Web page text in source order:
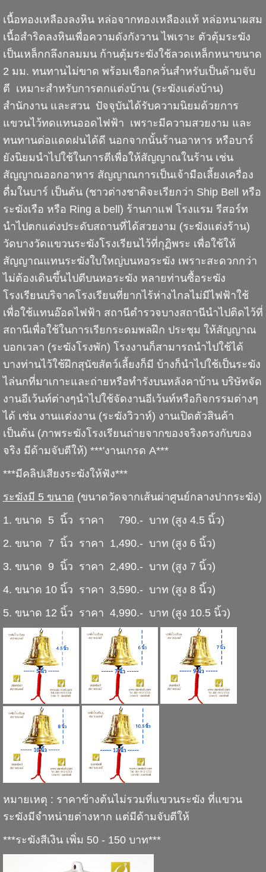
เนื้อทองเหลืองลงหิน หล่อจากทองเหลืองแท้ หล่อหนาผสม
เนื้อสำริดลงหินเพื่อความดังกังวาน ไพเราะ ตัวตุ้มระฆัง
เป็นเหล็กกลึงกลมมน ก้านตุ้มระฆังใช้ลวดเหล็กหนาขนาด
2 มม. ทนทานไม่ขาด พร้อมเชือกควั่นสำหรับเป็นด้ามจับ
ตี เหมาะสำหรับการตกแต่งบ้าน (ระฆังแต่งบ้าน)
สำนักงาน และสวน ปัจจุบันได้รับความนิยมด้วยการ
แขวนไว้ทดแทนออดไฟฟ้า เพราะมีความสวยงาม และ
ทนทานต่อแดดฝนได้ดี นอกจากนั้นร้านอาหาร หรือบาร์
ยังนิยมนำไปใช้ในการตีเพื่อให้สัญญาณในร้าน เช่น
สัญญาณออกอาหาร สัญญาณการเป็นเจ้ามือเลี้ยงเครื่อง
ดื่มในบาร์ เป็นต้น (ชาวต่างชาติจะเรียกว่า Ship Bell หรือ
ระฆังเรือ หรือ Ring a bell) ร้านกาแฟ โรงแรม รีสอร์ท
นำไปตกแต่งประดับสถานที่ได้สวยงาม (ระฆังแต่งร้าน)
วัดบางวัดแขวนระฆังโรงเรียนไว้ที่กุฏิพระ เพื่อใช้ให้
สัญญาณแทนระฆังใบใหญ่บนหอระฆัง เพราะสะดวกกว่า
ไม่ต้องเดินขึ้นไปตีบนหอระฆัง หลายท่านซื้อระฆัง
โรงเรียนบริจาคโรงเรียนที่ยากไร้ห่างไกลไม่มีไฟฟ้าใช้
เพื่อใช้แทนอ๊อดไฟฟ้า สถานีตำรวจบางสถานีนำไปติดไว้ที่
สถานีเพื่อใช้ในการเรียกระดมพลฝึก ประชุม ให้สัญญาณ
บอกเวลา (ระฆังโรงพัก) โรงงานก็สามารถนำไปใช้ได้
บางท่านไว้ใช้ฝึกสุนัขสัตว์เลี้ยงก็มี บ้างก็นำไปใช้เป็นระฆัง
ไล่นกที่มาเกาะและถ่ายหรือทำรังบนหลังคาบ้าน บริษัทจัด
งานอีเว้นท์ต่างๆนำไปใช้จัดงานอีเว้นท์หรือกิจกรรมต่างๆ
ได้ เช่น งานแต่งงาน (ระฆังวิวาห์) งานเปิดตัวสินค้า
เป็นต้น (ภาพระฆังโรงเรียนถ่ายจากของจริงตรงกับของ
จริง มีด้ามจับตีให้) ***'งานเกรด A***
***มีคลิปเสียงระฆังให้ฟัง***
ระฆังมี 5 ขนาด (ขนาดวัดจากเส้นผ่าศูนย์กลางปากระฆัง)
1. ขนาด 5 นิ้ว ราคา 790.- บาท (สูง 4.5 นิ้ว)
2. ขนาด 7 นิ้ว ราคา 1,490.- บาท (สูง 6 นิ้ว)
3. ขนาด 9 นิ้ว ราคา 2,490.- บาท (สูง 7 นิ้ว)
4. ขนาด 10 นิ้ว ราคา 3,590.- บาท (สูง 8 นิ้ว)
5. ขนาด 12 นิ้ว ราคา 4,990.- บาท (สูง 10.5 นิ้ว)
หมายเหตุ : ราคาข้างต้นไม่รวมที่แขวนระฆัง ที่แขวน
ระฆังมีจำหน่ายต่างหาก แต่มีด้ามจับตีให้
***ระฆังสีเงิน เพิ่ม 50 - 150 บาท***